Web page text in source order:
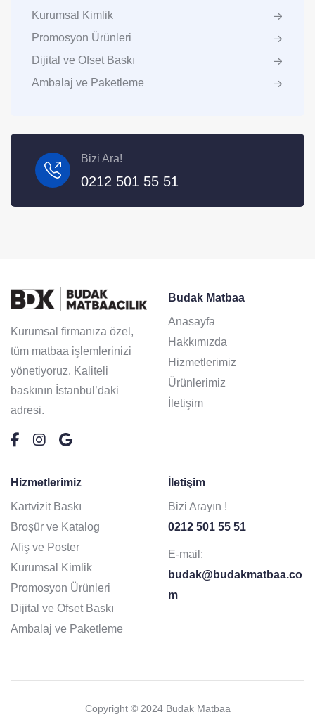
Kurumsal Kimlik
Promosyon Ürünleri
Dijital ve Ofset Baskı
Ambalaj ve Paketleme
Bizi Ara!
0212 501 55 51
Kurumsal firmanıza özel,
tüm matbaa işlemlerinizi
yönetiyoruz. Kaliteli
baskının İstanbul’daki
adresi.
Budak Matbaa
Anasayfa
Hakkımızda
Hizmetlerimiz
Ürünlerimiz
İletişim
Hizmetlerimiz
Kartvizit Baskı
Broşür ve Katalog
Afiş ve Poster
Kurumsal Kimlik
Promosyon Ürünleri
Dijital ve Ofset Baskı
Ambalaj ve Paketleme
İletişim
Bizi Arayın !
0212 501 55 51
E-mail:
budak@budakmatbaa.co
m
Copyright © 2024 Budak Matbaa